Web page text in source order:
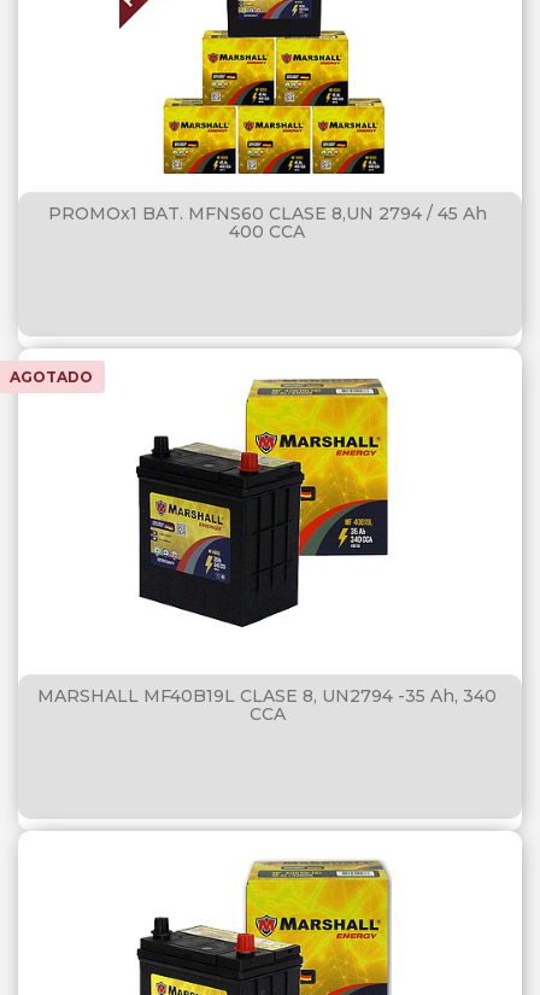
PROMOx1 BAT. MFNS60 CLASE 8,UN 2794 / 45 Ah
400 CCA
AGOTADO
MARSHALL MF40B19L CLASE 8, UN2794 -35 Ah, 340
CCA